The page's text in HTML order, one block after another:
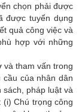
chọn phải được
được tuyển dụng
quả công việc và
hợp với những
và tham vấn trong
của nhân dân
pháp luật và
(i) Chú trọng công